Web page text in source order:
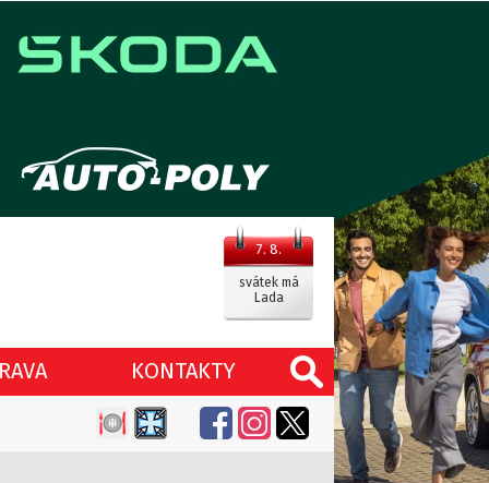
7. 8.
svátek má
Lada
KONTAKTY